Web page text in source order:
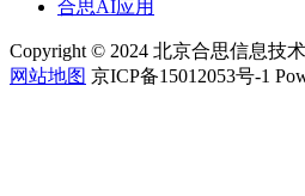
合思AI应用
Copyright © 2024 北京合思信息技
网站地图 京ICP备15012053号-1